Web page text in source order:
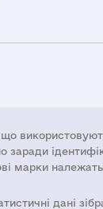
заради
марки
дані